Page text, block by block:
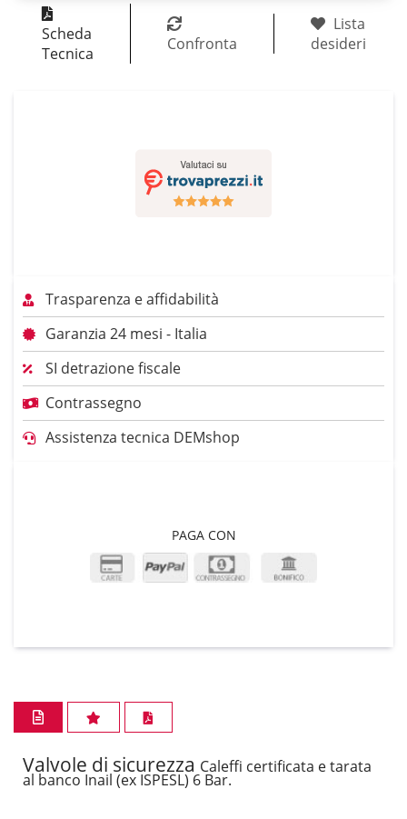
Scheda
Tecnica
Confronta
Lista
desideri
Trasparenza e affidabilità
Garanzia 24 mesi - Italia
SI detrazione fiscale
Contrassegno
Assistenza tecnica DEMshop
PAGA CON
Valvole di sicurezza Caleffi certificata e tarata
al banco Inail (ex ISPESL) 6 Bar.